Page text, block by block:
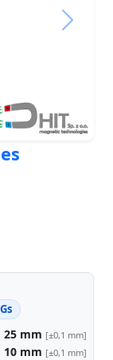
Next
25 mm [±0,1 mm]
10 mm [±0,1 mm]